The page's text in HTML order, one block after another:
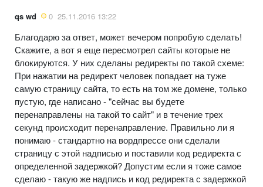
qs wd 0 25.11.2016 13:22
Благодарю за ответ, может вечером попробую сделать!
Скажите, а вот я еще пересмотрел сайты которые не
блокируются. У них сделаны редиректы по такой схеме:
При нажатии на редирект человек попадает на туже
самую страницу сайта, то есть на том же домене, только
пустую, где написано - "сейчас вы будете
перенаправлены на такой то сайт" и в течение трех
секунд происходит перенаправление. Правильно ли я
понимаю - стандартно на вордпрессе они сделали
страницу с этой надписью и поставили код редиректа с
определенной задержкой? Допустим если я тоже самое
сделаю - такую же надпись и код редиректа с задержкой